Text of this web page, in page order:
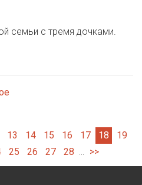
семьи с тремя дочками.
13 14 15 16 17 18
19
25 26 27 28 ... >>